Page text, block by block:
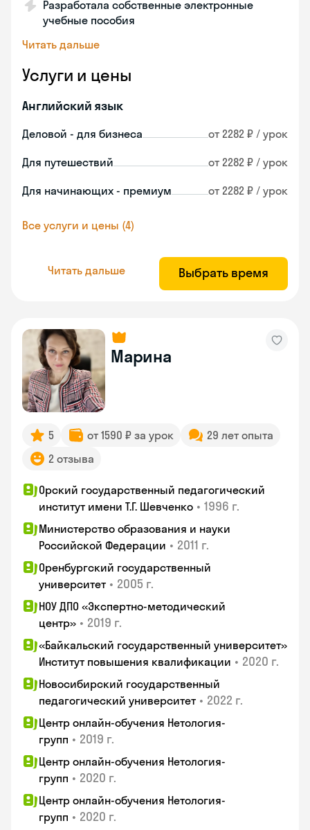
Разработала собственные электронные
учебные пособия
Читать дальше
Услуги и цены
Английский язык
Деловой - для бизнеса от 2282 ₽ / урок
Для путешествий от 2282 ₽ / урок
Для начинающих - премиум от 2282 ₽ / урок
Все услуги и цены (4)
Читать дальше Выбрать время
Марина
5 от 1590 ₽ за урок
29 лет опыта
2 отзыва
Орский государственный педагогический
институт имени Т.Г. Шевченко • 1996 г.
Министерство образования и науки
Российской Федерации • 2011 г.
Оренбургский государственный
университет • 2005 г.
НОУ ДПО «Экспертно-методический
центр» • 2019 г.
«Байкальский государственный университет»
Институт повышения квалификации • 2020 г.
Новосибирский государственный
педагогический университет • 2022 г.
Центр онлайн-обучения Нетология-
групп • 2019 г.
Центр онлайн-обучения Нетология-
групп • 2020 г.
Центр онлайн-обучения Нетология-
групп • 2020 г.